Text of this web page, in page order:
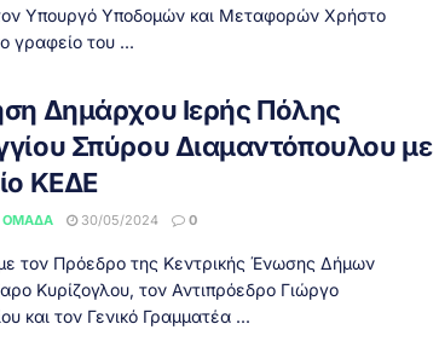
Υπουργό Υποδομών και Μεταφορών Χρήστο
γραφείο του ...
Δημάρχου Ιερής Πόλης
Σπύρου Διαμαντόπουλου με
ΚΕΔΕ
ΟΜΆΔΑ 30/05/2024 0
τον Πρόεδρο της Κεντρικής Ένωσης Δήμων
Κυρίζογλου, τον Αντιπρόεδρο Γιώργο
και τον Γενικό Γραμματέα ...